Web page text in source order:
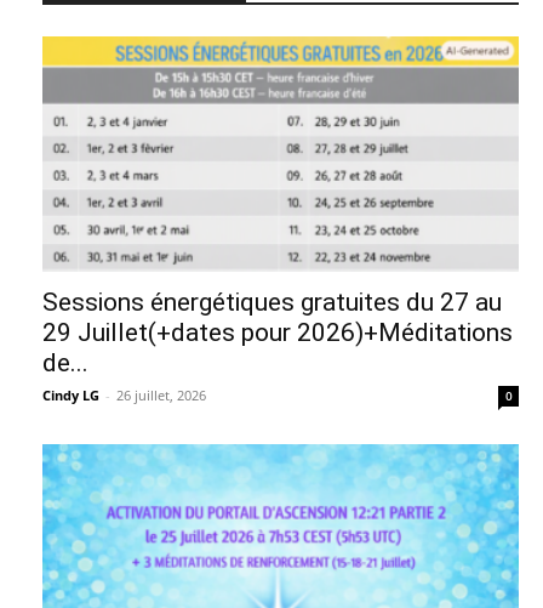
Sessions énergétiques gratuites du 27 au
29 Juillet(+dates pour 2026)+Méditations
de...
Cindy LG - 26 juillet, 2026 0